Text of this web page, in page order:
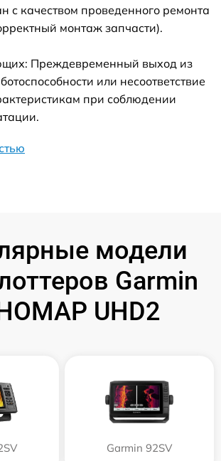
с качеством проведенного ремонта
монтаж запчасти).
Преждевременный выход из
или несоответствие
при соблюдении
модели
Garmin
UHD2
Garmin 92SV